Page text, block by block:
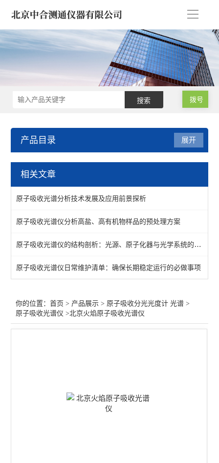
导
拨号
产品目录
原子吸收分光光度计 光谱
兽药/饲料原子吸收分光光度计
展开
相关文章
原子吸收光谱分析技术发展及应用前景探析
原子吸收光谱仪分析高盐、高有机物样品的预处理方案
原子吸收光谱仪的结构剖析：光源、原子化器与光学系统的协同作用
原子吸收光谱仪日常维护清单：确保长期稳定运行的必做事项
你的位置：首页 > 产品展示 > 原子吸收分光光度计 光谱 >
原子吸收光谱仪 >北京火焰原子吸收光谱仪